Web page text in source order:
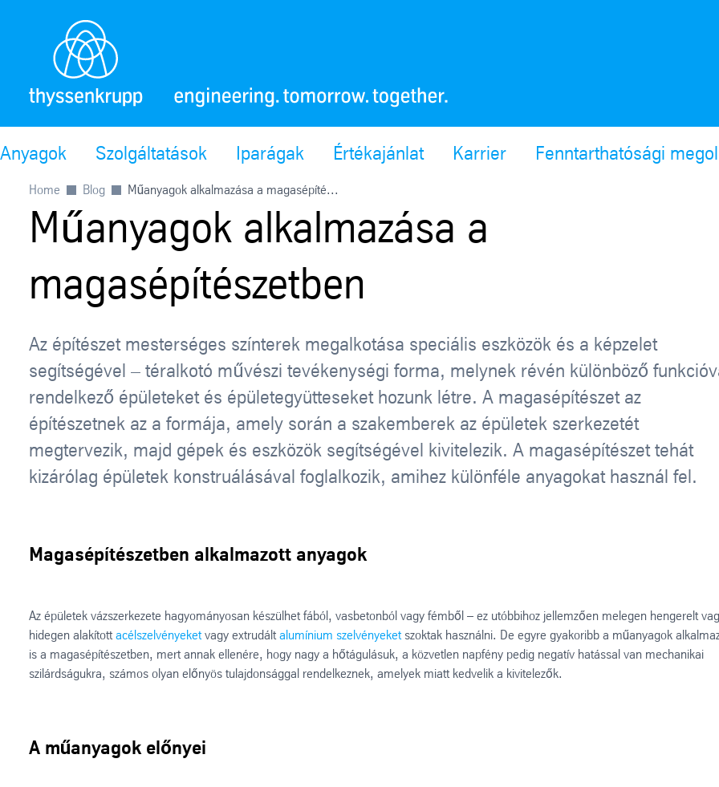
Anyagok Szolgáltatások Iparágak Értékajánlat Karrier Fenntarthatósági
Home Blog Műanyagok alkalmazása a magasépíté...
Műanyagok alkalmazása a
magasépítészetben
Az építészet mesterséges színterek megalkotása speciális eszközök és a képzelet
segítségével – téralkotó művészi tevékenységi forma, melynek révén különböző
rendelkező épületeket és épületegyütteseket hozunk létre. A magasépítészet az
építészetnek az a formája, amely során a szakemberek az épületek szerkezetét
megtervezik, majd gépek és eszközök segítségével kivitelezik. A magasépítészet tehát
kizárólag épületek konstruálásával foglalkozik, amihez különféle anyagokat használ fel.
Magasépítészetben alkalmazott anyagok
Az épületek vázszerkezete hagyományosan készülhet fából, vasbetonból vagy fémből – ez utóbbihoz jellemzően melegen hengerelt
hidegen alakítottacélszelvényeketvagy extrudáltalumínium szelvényeketszoktak használni. De egyre gyakoribb a műanyagok
is a magasépítészetben, mert annak ellenére, hogy nagy a hőtágulásuk, a közvetlen napfény pedig negatív hatással van mechanikai
szilárdságukra, számos olyan előnyös tulajdonsággal rendelkeznek, amelyek miatt kedvelik a kivitelezők.
A műanyagok előnyei